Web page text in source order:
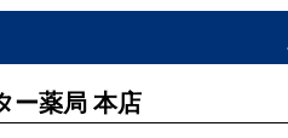
ー薬局 本店